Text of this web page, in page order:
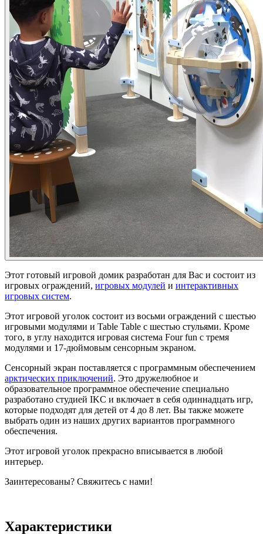
Этот готовый игровой домик разработан для Вас и состоит из
игровых ограждений, игровых модулей и интерактивных
игровых систем.
Этот игровой уголок состоит из восьми ограждений с шестью
игровыми модулями и Table Table с шестью стульями. Кроме
того, в углу находится игровая система Four fun с тремя
модулями и 17-дюймовым сенсорным экраном.
Сенсорный экран поставляется с программным обеспечением
арктических приключений. Это дружелюбное и
образовательное программное обеспечение специально
разработано студией IKC и включает в себя одиннадцать игр,
которые подходят для детей от 4 до 8 лет. Вы также можете
выбрать один из наших других вариантов программного
обеспечения.
Этот игровой уголок прекрасно вписывается в любой
интерьер.
Заинтересованы? Свяжитесь с нами!
Характеристики